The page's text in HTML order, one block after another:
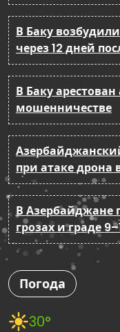
В Баку
через 12 дней
В Баку
мошенничестве
при атаке дрона
В Азербайджане
грозах и граде
Погода
30°